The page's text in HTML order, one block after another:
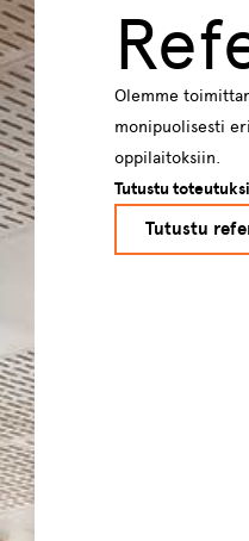
Olemme
monipuolisesti
oppilaitoksiin.
Tutustu
Tutustu